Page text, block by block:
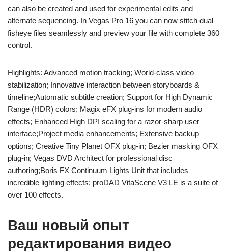
can also be created and used for experimental edits and
alternate sequencing. In Vegas Pro 16 you can now stitch dual
fisheye files seamlessly and preview your file with complete 360
control.
Highlights: Advanced motion tracking; World-class video
stabilization; Innovative interaction between storyboards &
timeline;Automatic subtitle creation; Support for High Dynamic
Range (HDR) colors; Magix eFX plug-ins for modern audio
effects; Enhanced High DPI scaling for a razor-sharp user
interface;Project media enhancements; Extensive backup
options; Creative Tiny Planet OFX plug-in; Bezier masking OFX
plug-in; Vegas DVD Architect for professional disc
authoring;Boris FX Continuum Lights Unit that includes
incredible lighting effects; proDAD VitaScene V3 LE is a suite of
over 100 effects.
Ваш новый опыт
редактирования видео